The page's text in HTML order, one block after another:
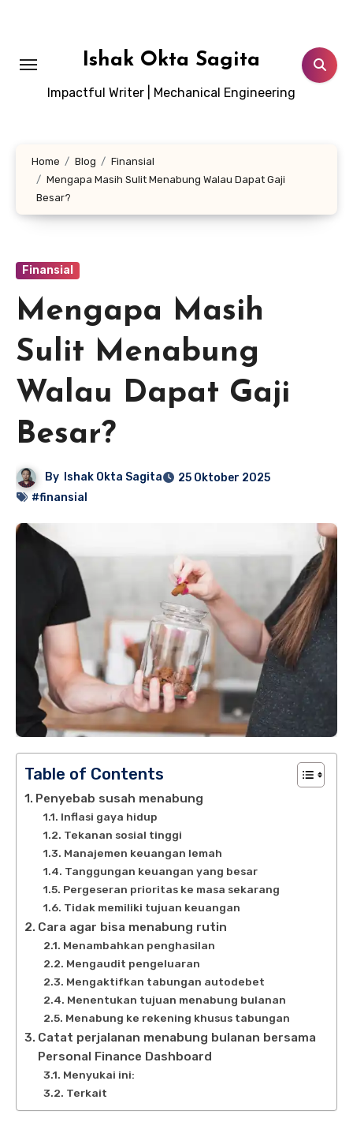
Ishak Okta Sagita
Impactful Writer | Mechanical Engineering
Home Blog
Finansial
Mengapa Masih Sulit Menabung Walau Dapat Gaji
Besar?
Finansial
Mengapa Masih
Sulit Menabung
Walau Dapat Gaji
Besar?
By Ishak Okta Sagita
25 Oktober 2025
#finansial
Table of Contents
Penyebab susah menabung
Inflasi gaya hidup
Tekanan sosial tinggi
Manajemen keuangan lemah
Tanggungan keuangan yang besar
Pergeseran prioritas ke masa sekarang
Tidak memiliki tujuan keuangan
Cara agar bisa menabung rutin
Menambahkan penghasilan
Mengaudit pengeluaran
Mengaktifkan tabungan autodebet
Menentukan tujuan menabung bulanan
Menabung ke rekening khusus tabungan
Catat perjalanan menabung bulanan bersama
Personal Finance Dashboard
Menyukai ini:
Terkait